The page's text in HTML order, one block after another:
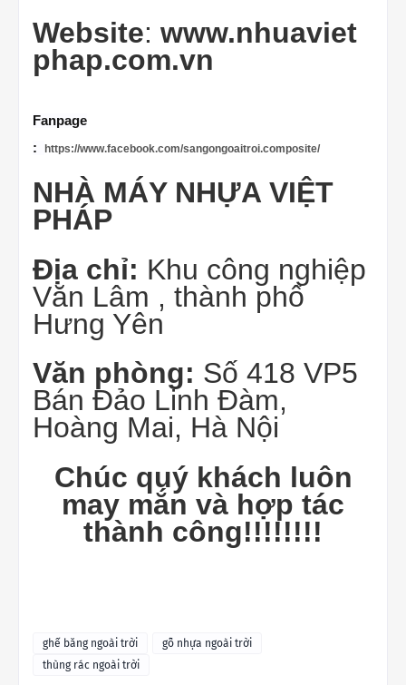
Website: www.nhuaviet
phap.com.vn
Fanpage
: https://www.facebook.com/sangongoaitroi.composite/
NHÀ MÁY NHỰA VIỆT
PHÁP
Địa chỉ: Khu công nghiệp
Văn Lâm , thành phố
Hưng Yên
Văn phòng: Số 418 VP5
Bán Đảo Linh Đàm,
Hoàng Mai, Hà Nội
Chúc quý khách luôn
may mắn và hợp tác
thành công!!!!!!!!
ghế băng ngoài trời
gỗ nhựa ngoài trời
thùng rác ngoài trời